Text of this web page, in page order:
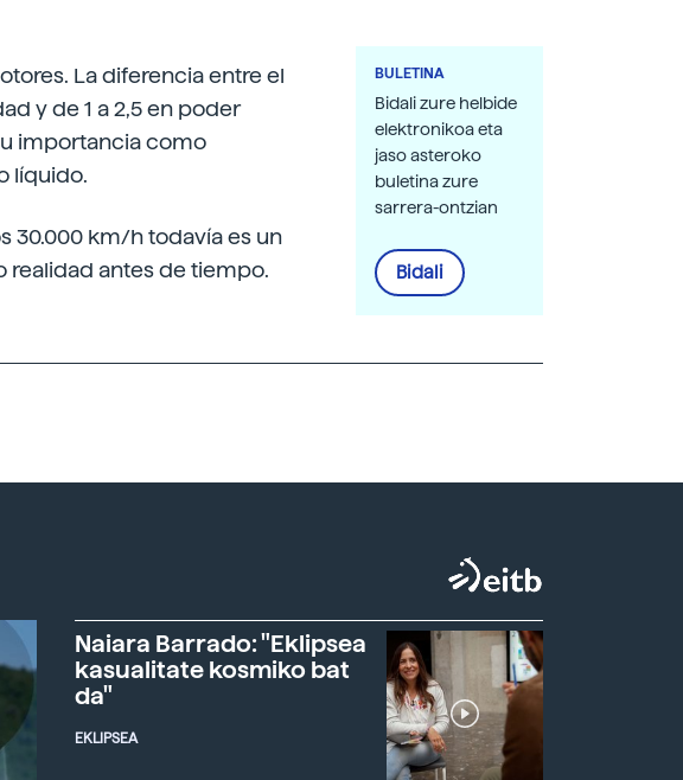
La diferencia entre el
y de 1 a 2,5 en poder
importancia como
líquido.
30.000 km/h todavía es un
antes de tiempo.
BULETINA
Bidali zure helbide
elektronikoa eta
jaso asteroko
buletina zure
sarrera-ontzian
Bidali
Naiara Barrado: "Eklipsea
kasualitate kosmiko bat
da"
EKLIPSEA